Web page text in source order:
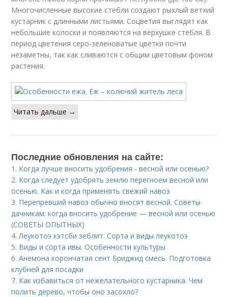
Многочисленные высокие стебли создают рыхлый ветхий
кустарник с длинными листьями. Соцветия выглядят как
небольшие колоски и появляются на верхушке стебля. В
период цветения серо-зеленоватые цветки почти
незаметны, так как сливаются с общим цветовым фоном
растения.
Читать дальше →
Последние обновления на сайте:
1. Когда лучше вносить удобрения - весной или осенью?
2. Когда следует удобрять землю перегноем весной или
осенью. Как и когда применять свежий навоз
3. Перепревший навоз обычно вносят весной. Советы
дачникам: когда вносить удобрение — весной или осенью
(СОВЕТЫ ОПЫТНЫХ)
4.Леукотоэ кэтсби зеблит. Сорта и виды леукотоэ
5. Виды и сорта ивы. Особенности культуры
6.Анемона корончатая сент Бриджид смесь. Подготовка
клубней для посадки
7. Как избавиться от нежелательного кустарника. Чем
полить дерево, чтобы оно засохло?